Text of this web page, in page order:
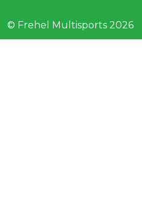
© Frehel Multisports 2026